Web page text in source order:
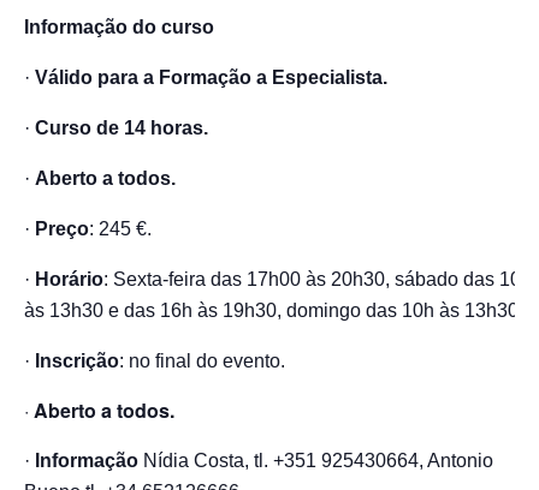
Informação do curso
· Válido para a Formação a Especialista.
· Curso de 14 horas.
· Aberto a todos.
· Preço: 245 €.
· Horário: Sexta-feira das 17h00 às 20h30, sábado das 10h
às 13h30 e das 16h às 19h30, domingo das 10h às 13h30.
· Inscrição: no final do evento.
· Aberto a todos.
· Informação Nídia Costa, tl. +351 925430664, Antonio